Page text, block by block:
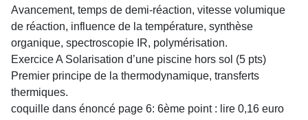
Avancement, temps de demi-réaction, vitesse volumique
de réaction, influence de la température, synthèse
organique, spectroscopie IR, polymérisation.
Exercice A Solarisation d’une piscine hors sol (5 pts)
Premier principe de la thermodynamique, transferts
thermiques.
coquille dans énoncé page 6: 6ème point : lire 0,16 euro